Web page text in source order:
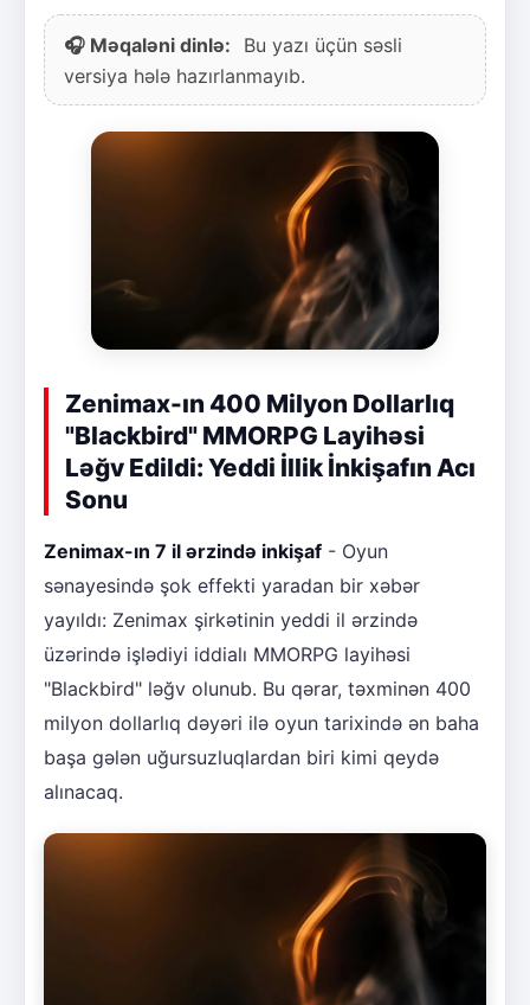
🎧 Məqaləni dinlə:
Bu yazı üçün səsli
versiya hələ hazırlanmayıb.
Zenimax-ın 400 Milyon Dollarlıq
"Blackbird" MMORPG Layihəsi
Ləğv Edildi: Yeddi İllik İnkişafın Acı
Sonu
Zenimax-ın 7 il ərzində inkişaf - Oyun
sənayesində şok effekti yaradan bir xəbər
yayıldı: Zenimax şirkətinin yeddi il ərzində
üzərində işlədiyi iddialı MMORPG layihəsi
"Blackbird" ləğv olunub. Bu qərar, təxminən 400
milyon dollarlıq dəyəri ilə oyun tarixində ən baha
başa gələn uğursuzluqlardan biri kimi qeydə
alınacaq.